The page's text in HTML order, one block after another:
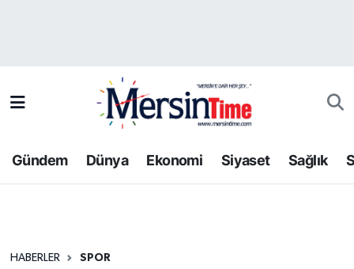
Gündem Dünya Ekonomi Siyaset Sağlık
HABERLER SPOR
Bilim-Teknoloji
Dünya
Ekonomi
Trafik Durumu
Tüm Manşetler
Haber Arşivi